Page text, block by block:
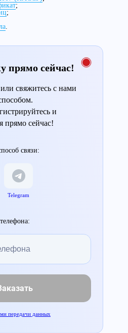
;
;
прямо сейчас!
свяжитесь с нами
и
прямо сейчас!
связи:
Telegram
передачи данных